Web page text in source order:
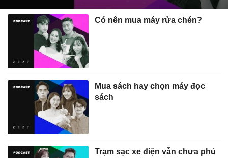
Có nên mua máy rửa chén?
Mua sách hay chọn máy đọc
sách
Trạm sạc xe điện vẫn chưa phủ